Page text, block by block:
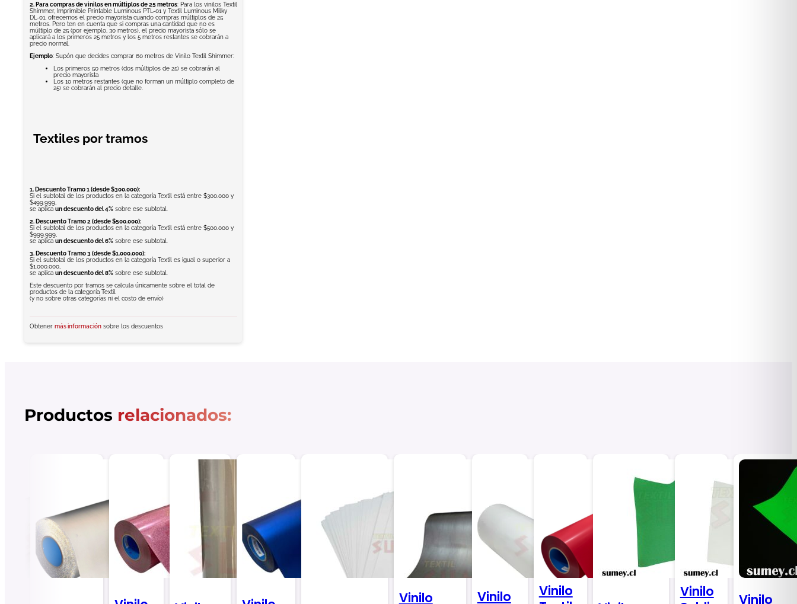
2. Para compras de vinilos en múltiplos de 25 metros: Para los vinilos Textil
Shimmer, Imprimible Printable Luminous PTL-01 y Textil Luminous Milky
DL-01, ofrecemos el precio mayorista cuando compras múltiplos de 25
metros. Pero ten en cuenta que si compras una cantidad que no es
múltiplo de 25 (por ejemplo, 30 metros), el precio mayorista sólo se
aplicará a los primeros 25 metros y los 5 metros restantes se cobrarán a
precio normal.
Ejemplo: Supón que decides comprar 60 metros de Vinilo Textil Shimmer:
Los primeros 50 metros (dos múltiplos de 25) se cobrarán al
precio mayorista
Los 10 metros restantes (que no forman un múltiplo completo de
25) se cobrarán al precio detalle.
Textiles por tramos
1. Descuento Tramo 1 (desde $300.000):
Si el subtotal de los productos en la categoría Textil está entre $300.000 y
$499.999,
se aplica un descuento del 4%sobre ese subtotal.
2. Descuento Tramo 2 (desde $500.000):
Si el subtotal de los productos en la categoría Textil está entre $500.000 y
$999.999,
se aplica un descuento del 6%sobre ese subtotal.
3. Descuento Tramo 3 (desde $1.000.000):
Si el subtotal de los productos en la categoría Textil es igual o superior a
$1.000.000,
se aplica un descuento del 8%sobre ese subtotal.
Este descuento por tramos se calcula únicamente sobre el total de
productos de la categoría Textil
(y no sobre otras categorías ni el costo de envío)
Obtener más informaciónsobre los descuentos
Productos relacionados:
Vinilo
Vinilo
Vinilo
Vinilo
Vinilo